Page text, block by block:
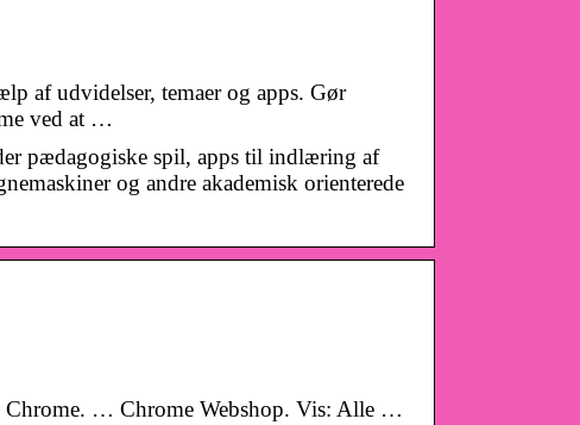
af udvidelser, temaer og apps. Gør
ved at …
pædagogiske spil, apps til indlæring af
og andre akademisk orienterede
Chrome. … Chrome Webshop. Vis: Alle …